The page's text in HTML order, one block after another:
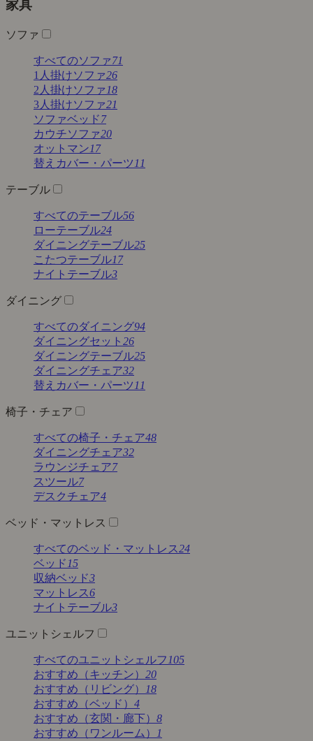
家具
ソファ
すべてのソファ71
1人掛けソファ26
2人掛けソファ 18
3人掛けソファ21
ソファベッド7
カウチソファ20
オットマン17
替えカバー・パーツ 11
テーブル
すべてのテーブル56
ローテーブル24
ダイニングテーブル25
こたつテーブル17
ナイトテーブル3
ダイニング
すべてのダイニング94
ダイニングセット 26
ダイニングテーブル25
ダイニングチェア32
替えカバー・パーツ 11
椅子・チェア
すべての椅子・チェア48
ダイニングチェア32
ラウンジチェア7
スツール7
デスクチェア4
ベッド・マットレス
すべてのベッド・マットレス24
ベッド 15
収納ベッド3
マットレス6
ナイトテーブル3
ユニットシェルフ
すべてのユニットシェルフ 105
おすすめ（キッチン） 20
おすすめ（リビング）
18
おすすめ（ベッド） 4
おすすめ（玄関・廊下） 8
おすすめ（ワンルーム）
1